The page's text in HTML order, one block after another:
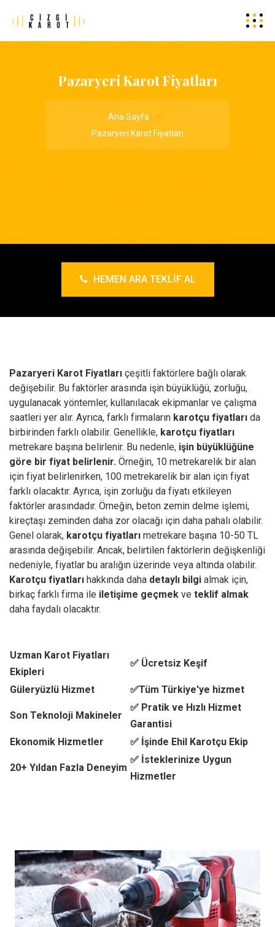
Pazaryeri Karot Fiyatları
Ana Sayfa
Pazaryeri Karot Fiyatları
HEMEN ARA TEKLIF AL
Pazaryeri Karot Fiyatları çeşitli faktörlere bağlı olarak
değişebilir. Bu faktörler arasında işin büyüklüğü, zorluğu,
uygulanacak yöntemler, kullanılacak ekipmanlar ve çalışma
saatleri yer alır. Ayrıca, farklı firmaların karotçu fiyatları da
birbirinden farklı olabilir. Genellikle, karotçu fiyatları
metrekare başına belirlenir. Bu nedenle, işin büyüklüğüne
göre bir fiyat belirlenir. Örneğin, 10 metrekarelik bir alan
için fiyat belirlenirken, 100 metrekarelik bir alan için fiyat
farklı olacaktır. Ayrıca, işin zorluğu da fiyatı etkileyen
faktörler arasındadır. Örneğin, beton zemin delme işlemi,
kireçtaşı zeminden daha zor olacağı için daha pahalı olabilir.
Genel olarak, karotçu fiyatları metrekare başına 10-50 TL
arasında değişebilir. Ancak, belirtilen faktörlerin değişkenliği
nedeniyle, fiyatlar bu aralığın üzerinde veya altında olabilir.
Karotçu fiyatları hakkında daha detaylı bilgi almak için,
birkaç farklı firma ile iletişime geçmek ve teklif almak
daha faydalı olacaktır.
Uzman Karot Fiyatları
Ekipleri
✅ Ücretsiz Keşif
Güleryüzlü Hizmet ✅Tüm Türkiye'ye hizmet
Son Teknoloji Makineler
✅ Pratik ve Hızlı Hizmet
Garantisi
Ekonomik Hizmetler
✅ İşinde Ehil Karotçu Ekip
20+ Yıldan Fazla Deneyim
✅ İsteklerinize Uygun
Hizmetler